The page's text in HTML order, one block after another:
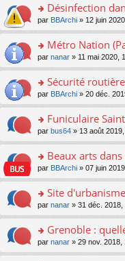
e
nt
u
s
ré
e
nt
lu
le
pl
u
s
e
nt
g
e
n
o
lu
pl
u
s
c
e
nt
e
s
a
g
e
n
n
lu
le
pl
u
c
e
nt
ult
er
le
m
e
a
g
e
n
n
le
pl
u
ré
c
e
nt
o
n
ult
er
le
m
e
a
g
e
n
n
le
pl
u
ré
c
e
Désinfection
par BBArchi » 12 juin
o
n
ult
er
le
m
e
a
g
e
n
n
le
pl
u
Métro Nation
par nanar » 11 mai 2020,
o
n
ult
er
le
m
e
a
g
e
n
n
Sécurité
par BBArchi » 20 déc.
o
n
ult
er
le
m
e
a
g
e
Funiculaire
par bus64 » 13 août
o
n
ult
er
le
m
e
Beaux arts
par BBArchi » 07 juin
o
n
ult
er
le
Site d'urbanisme
par nanar » 31 déc. 2018,
o
n
Grenoble :
par nanar » 29 nov. 2018,